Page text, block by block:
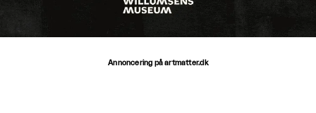
Annoncering på artmatter.dk